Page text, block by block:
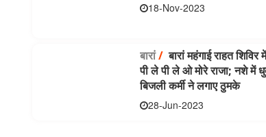
18-Nov-2023
बारां/बारां महंगाई राहत शिविर
पी ले पी ले ओ मोरे राजा; नशे में
बिजली कर्मी ने लगाए ठुमके
28-Jun-2023